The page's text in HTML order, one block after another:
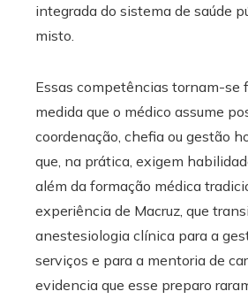
integrada do sistema de saúde
misto.
Essas competências tornam-se
medida que o médico assume
coordenação, chefia ou gestão
que, na prática, exigem
além da formação médica
experiência de Macruz, que
anestesiologia clínica para a
serviços e para a mentoria de
evidencia que esse preparo